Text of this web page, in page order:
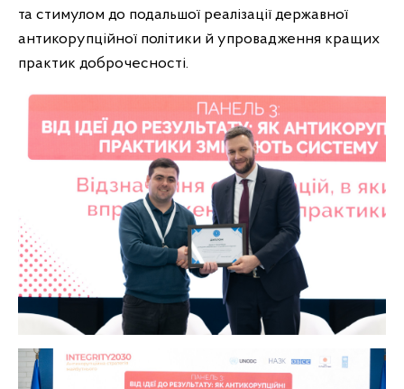
та стимулом до подальшої реалізації державної
антикорупційної політики й упровадження кращих
практик доброчесності.